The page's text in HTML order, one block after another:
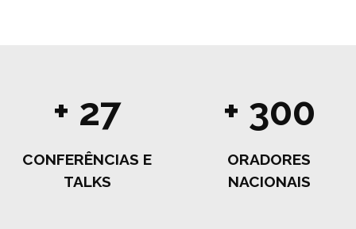
+ 27
CONFERÊNCIAS E
TALKS
+ 300
ORADORES
NACIONAIS